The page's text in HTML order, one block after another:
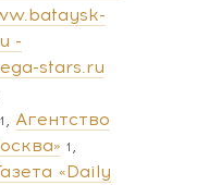
-
stars.ru
1
Агентство
1
«Daily